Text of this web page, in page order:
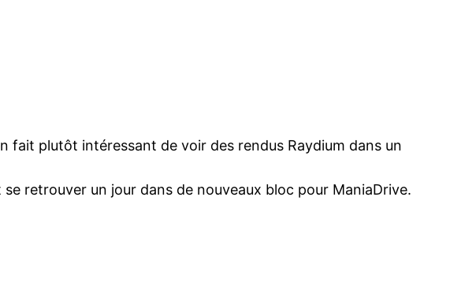
fait plutôt intéressant de voir des rendus Raydium dans un
retrouver un jour dans de nouveaux bloc pour ManiaDrive.